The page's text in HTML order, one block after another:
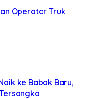
Operator Truk
ke Babak Baru,